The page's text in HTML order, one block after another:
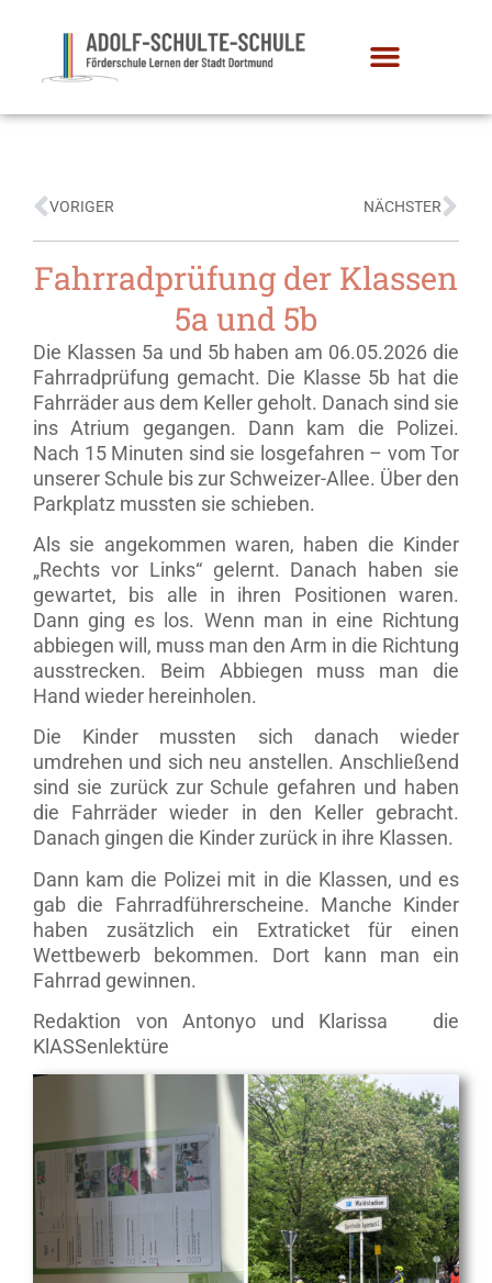
VORIGER NÄCHSTER
Fahrradprüfung der Klassen
5a und 5b
Die Klassen 5a und 5b haben am 06.05.2026 die
Fahrradprüfung gemacht. Die Klasse 5b hat die
Fahrräder aus dem Keller geholt. Danach sind sie
ins Atrium gegangen. Dann kam die Polizei.
Nach 15 Minuten sind sie losgefahren – vom Tor
unserer Schule bis zur Schweizer-Allee. Über den
Parkplatz mussten sie schieben.
Als sie angekommen waren, haben die Kinder
„Rechts vor Links“ gelernt. Danach haben sie
gewartet, bis alle in ihren Positionen waren.
Dann ging es los. Wenn man in eine Richtung
abbiegen will, muss man den Arm in die Richtung
ausstrecken. Beim Abbiegen muss man die
Hand wieder hereinholen.
Die Kinder mussten sich danach wieder
umdrehen und sich neu anstellen. Anschließend
sind sie zurück zur Schule gefahren und haben
die Fahrräder wieder in den Keller gebracht.
Danach gingen die Kinder zurück in ihre Klassen.
Dann kam die Polizei mit in die Klassen, und es
gab die Fahrradführerscheine. Manche Kinder
haben zusätzlich ein Extraticket für einen
Wettbewerb bekommen. Dort kann man ein
Fahrrad gewinnen.
Redaktion von Antonyo und Klarissa die
KlASSenlektüre